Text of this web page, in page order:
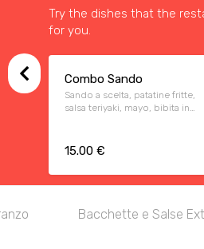
Try the dishes that the
for you.
Combo Sando
Sando a scelta, patatine fritte,
salsa teriyaki, mayo, bibita in
15.00 €
Bacchette e Salse